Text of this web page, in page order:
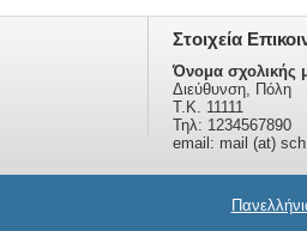
Στοιχεία
Όνομα σχολικής
Διεύθυνση, Πόλη
Τ.Κ. 11111
Τηλ: 1234567890
email: mail (at)